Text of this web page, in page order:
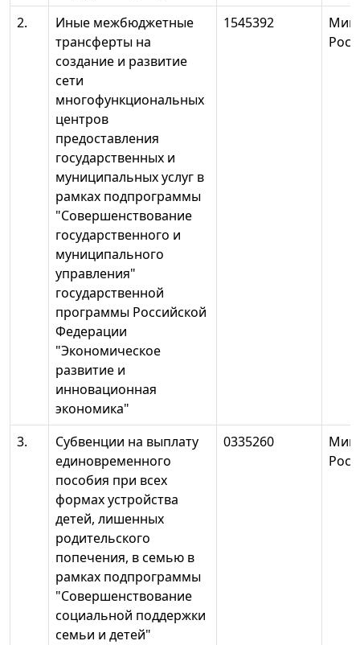
2.
Иные межбюджетные
трансферты на
создание и развитие
сети
многофункциональных
центров
предоставления
государственных и
муниципальных услуг в
рамках подпрограммы
"Совершенствование
государственного и
муниципального
управления"
государственной
программы Российской
Федерации
"Экономическое
развитие и
инновационная
экономика"
1545392
3.
Субвенции на выплату
единовременного
пособия при всех
формах устройства
детей, лишенных
родительского
попечения, в семью в
рамках подпрограммы
"Совершенствование
социальной поддержки
семьи и детей"
0335260